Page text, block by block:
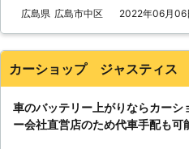
バッ
ナビ
って
●24
広島県 広島市中区 2022年06月06
カーショップ ジャスティス
車のバッテリー上がりならカーシ
ー会社直営店のため代車手配も可